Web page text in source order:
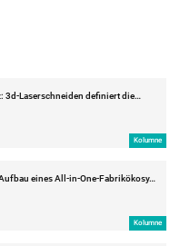
3d-Laserschneiden definiert die…
Kolumne
eines All-in-One-Fabrikökosy…
Kolumne